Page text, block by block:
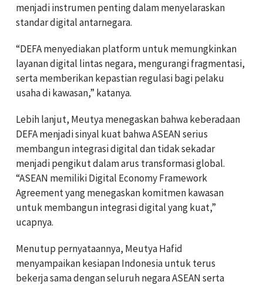
menjadi instrumen penting dalam menyelaraskan
standar digital antarnegara.
“DEFA menyediakan platform untuk memungkinkan
layanan digital lintas negara, mengurangi fragmentasi,
serta memberikan kepastian regulasi bagi pelaku
usaha di kawasan,” katanya.
Lebih lanjut, Meutya menegaskan bahwa keberadaan
DEFA menjadi sinyal kuat bahwa ASEAN serius
membangun integrasi digital dan tidak sekadar
menjadi pengikut dalam arus transformasi global.
“ASEAN memiliki Digital Economy Framework
Agreement yang menegaskan komitmen kawasan
untuk membangun integrasi digital yang kuat,”
ucapnya.
Menutup pernyataannya, Meutya Hafid
menyampaikan kesiapan Indonesia untuk terus
bekerja sama dengan seluruh negara ASEAN serta